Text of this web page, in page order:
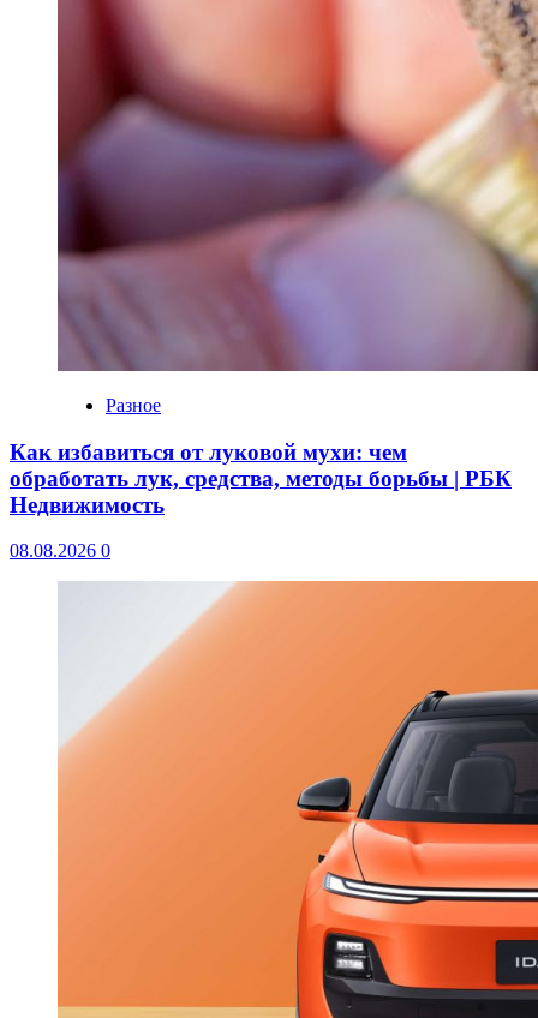
Разное
Как избавиться от луковой мухи: чем
обработать лук, средства, методы борьбы | РБК
Недвижимость
08.08.2026 0